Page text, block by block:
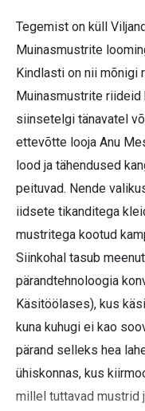
Tegemist on küll
Muinasmustrite
Kindlasti on nii mõnigi
Muinasmustrite riideid
siinsetelgi tänavatel
ettevõtte looja Anu
lood ja tähendused
peituvad. Nende
iidsete tikanditega
mustritega kootud
Siinkohal tasub
pärandtehnoloogia
Käsitöölases), kus
kuna kuhugi ei kao
pärand selleks hea
ühiskonnas, kus
millel tuttavad mustrid